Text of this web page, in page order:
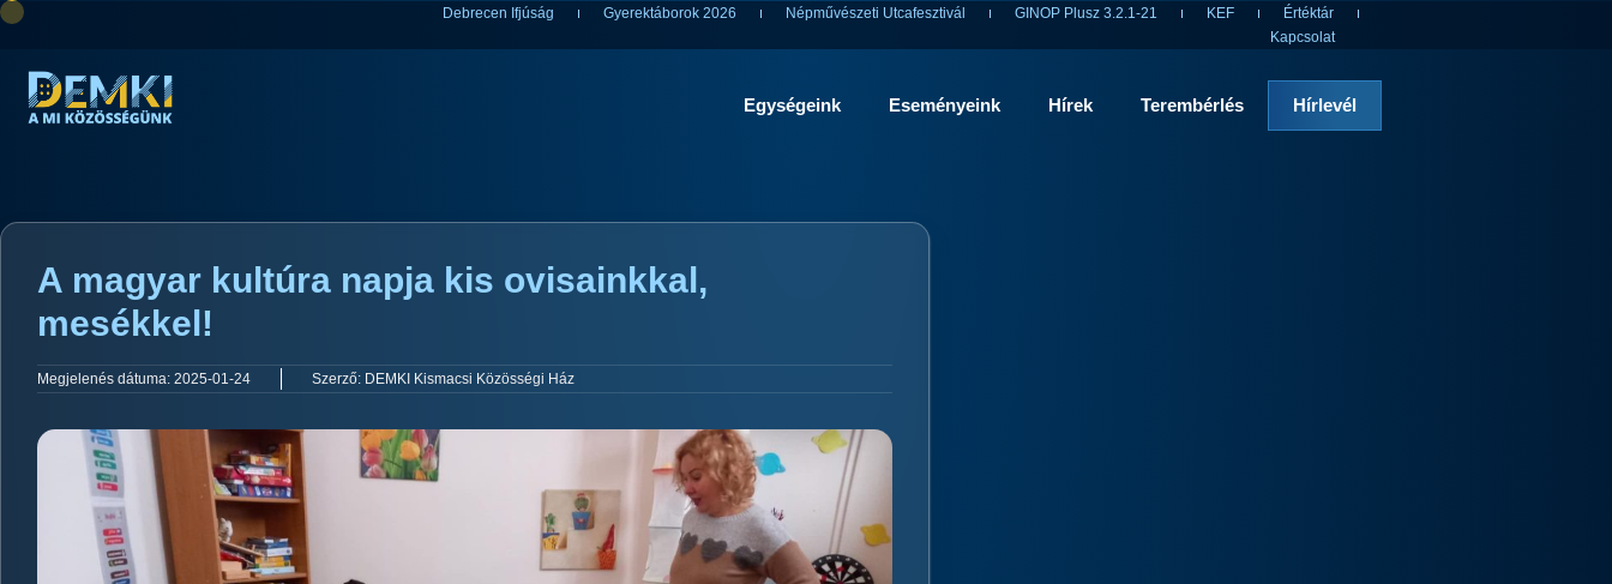
Debrecen Ifjúság Gyerektáborok 2026 Népművészeti Utcafesztivál GINOP Plusz 3.2.1-21 KEF
Értéktár
Kapcsolat
Egységeink Eseményeink Hírek Terembérlés Hírlevél
A magyar kultúra napja kis ovisainkkal,
mesékkel!
Megjelenés dátuma: 2025-01-24 Szerző: DEMKI Kismacsi Közösségi Ház